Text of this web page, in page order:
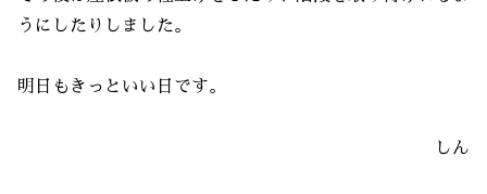
うにしたりしました。
明日もきっといい日です。
しん